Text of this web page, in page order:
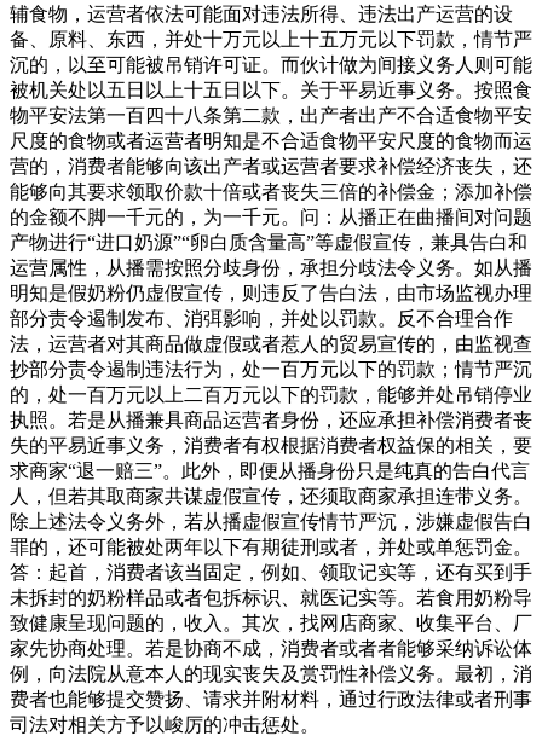
辅食物，运营者依法可能面对违法所得、违法出产运营的设
备、原料、东西，并处十万元以上十五万元以下罚款，情节严
沉的，以至可能被吊销许可证。而伙计做为间接义务人则可能
被机关处以五日以上十五日以下。关于平易近事义务。按照食
物平安法第一百四十八条第二款，出产者出产不合适食物平安
尺度的食物或者运营者明知是不合适食物平安尺度的食物而运
营的，消费者能够向该出产者或运营者要求补偿经济丧失，还
能够向其要求领取价款十倍或者丧失三倍的补偿金；添加补偿
的金额不脚一千元的，为一千元。问：从播正在曲播间对问题
产物进行“进口奶源”“卵白质含量高”等虚假宣传，兼具告白和
运营属性，从播需按照分歧身份，承担分歧法令义务。如从播
明知是假奶粉仍虚假宣传，则违反了告白法，由市场监视办理
部分责令遏制发布、消弭影响，并处以罚款。反不合理合作
法，运营者对其商品做虚假或者惹人的贸易宣传的，由监视查
抄部分责令遏制违法行为，处一百万元以下的罚款；情节严沉
的，处一百万元以上二百万元以下的罚款，能够并处吊销停业
执照。若是从播兼具商品运营者身份，还应承担补偿消费者丧
失的平易近事义务，消费者有权根据消费者权益保的相关，要
求商家“退一赔三”。此外，即便从播身份只是纯真的告白代言
人，但若其取商家共谋虚假宣传，还须取商家承担连带义务。
除上述法令义务外，若从播虚假宣传情节严沉，涉嫌虚假告白
罪的，还可能被处两年以下有期徒刑或者，并处或单惩罚金。
答：起首，消费者该当固定，例如、领取记实等，还有买到手
未拆封的奶粉样品或者包拆标识、就医记实等。若食用奶粉导
致健康呈现问题的，收入。其次，找网店商家、收集平台、厂
家先协商处理。若是协商不成，消费者或者者能够采纳诉讼体
例，向法院从意本人的现实丧失及赏罚性补偿义务。最初，消
费者也能够提交赞扬、请求并附材料，通过行政法律或者刑事
司法对相关方予以峻厉的冲击惩处。